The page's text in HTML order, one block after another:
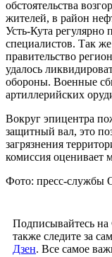
Военные сбили
нефтяного
потушить военные.
ликвидировать его